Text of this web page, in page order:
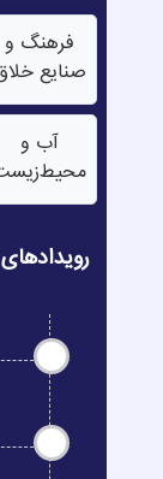
فرهنگ و
صنایع
آب‌ و